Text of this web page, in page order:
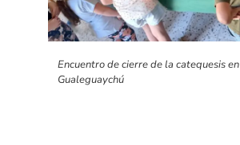
Encuentro de cierre de la catequesis en
Gualeguaychú